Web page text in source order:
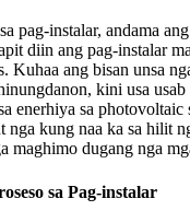
pag-instalar, andama
diin ang pag-instalar
Kuhaa ang bisan unsa
kini usa usab
enerhiya sa photovoltaic
nga kung naa ka sa hilit
maghimo dugang nga
sa Pag-instalar